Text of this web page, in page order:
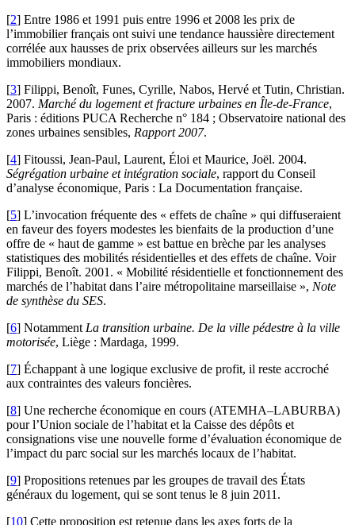
[2] Entre 1986 et 1991 puis entre 1996 et 2008 les prix de
l’immobilier français ont suivi une tendance haussière directement
corrélée aux hausses de prix observées ailleurs sur les marchés
immobiliers mondiaux.
[3] Filippi, Benoît, Funes, Cyrille, Nabos, Hervé et Tutin, Christian.
2007. Marché du logement et fracture urbaines en Île-de-France,
Paris : éditions PUCA Recherche n° 184 ; Observatoire national des
zones urbaines sensibles, Rapport 2007.
[4] Fitoussi, Jean-Paul, Laurent, Éloi et Maurice, Joël. 2004.
Ségrégation urbaine et intégration sociale, rapport du Conseil
d’analyse économique, Paris : La Documentation française.
[5] L’invocation fréquente des « effets de chaîne » qui diffuseraient
en faveur des foyers modestes les bienfaits de la production d’une
offre de « haut de gamme » est battue en brèche par les analyses
statistiques des mobilités résidentielles et des effets de chaîne. Voir
Filippi, Benoît. 2001. « Mobilité résidentielle et fonctionnement des
marchés de l’habitat dans l’aire métropolitaine marseillaise », Note
de synthèse du SES.
[6] Notamment La transition urbaine. De la ville pédestre à la ville
motorisée, Liège : Mardaga, 1999.
[7] Échappant à une logique exclusive de profit, il reste accroché
aux contraintes des valeurs foncières.
[8] Une recherche économique en cours (ATEMHA–LABURBA)
pour l’Union sociale de l’habitat et la Caisse des dépôts et
consignations vise une nouvelle forme d’évaluation économique de
l’impact du parc social sur les marchés locaux de l’habitat.
[9] Propositions retenues par les groupes de travail des États
généraux du logement, qui se sont tenus le 8 juin 2011.
[10] Cette proposition est retenue dans les axes forts de la